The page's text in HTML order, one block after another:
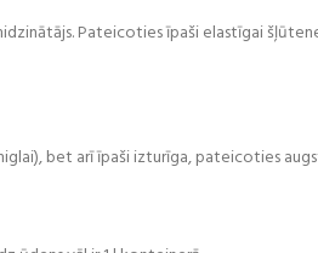
Pateicoties īpaši elastīgai
bet arī īpaši izturīga, pateicoties